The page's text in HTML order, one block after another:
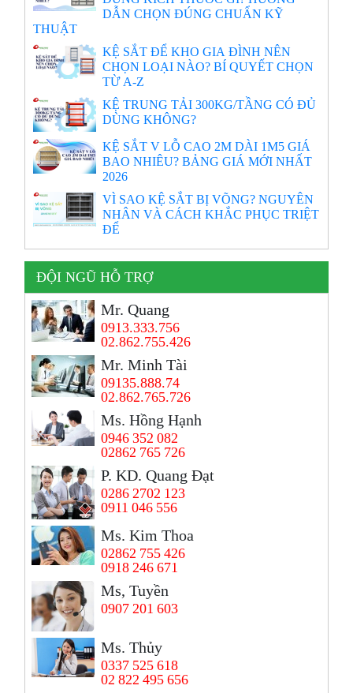
DẪN CHỌN ĐÚNG CHUẨN KỸ
THUẬT
KỆ SẮT ĐỂ KHO GIA ĐÌNH NÊN
CHỌN LOẠI NÀO? BÍ QUYẾT CHỌN
TỪ A-Z
KỆ TRUNG TẢI 300KG/TẦNG CÓ ĐỦ
DÙNG KHÔNG?
KỆ SẮT V LỖ CAO 2M DÀI 1M5 GIÁ
BAO NHIÊU? BẢNG GIÁ MỚI NHẤT
2026
VÌ SAO KỆ SẮT BỊ VÕNG? NGUYÊN
NHÂN VÀ CÁCH KHẮC PHỤC TRIỆT
ĐỂ
ĐỘI NGŨ HỖ TRỢ
Mr. Quang
0913.333.756
02.862.755.426
Mr. Minh Tài
09135.888.74
02.862.765.726
Ms. Hồng Hạnh
0946 352 082
02862 765 726
P. KD. Quang Đạt
0286 2702 123
0911 046 556
Ms. Kim Thoa
02862 755 426
0918 246 671
Ms, Tuyền
0907 201 603
Ms. Thủy
0337 525 618
02 822 495 656